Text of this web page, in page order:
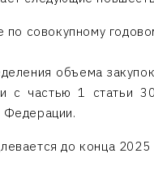
по совокупному
объема
с частью 1
Федерации.
до конца